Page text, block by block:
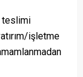
teslimi
işletme